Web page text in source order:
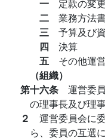
一 定款の変更
二 業務方法
三 予算及び
四 決算
五 その他運
（組織）
第十六条 運営委
の理事長及び理
２ 運営委員会に
ら、委員の互選